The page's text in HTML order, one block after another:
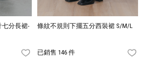
分長裙-
FAVORITES
條紋不規則下擺五分西裝裙 S/M/L
已銷售 146 件